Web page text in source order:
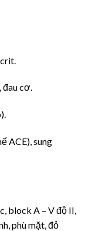
đau cơ.
ACE), sung
block A – V độ II,
phù mặt, đỏ